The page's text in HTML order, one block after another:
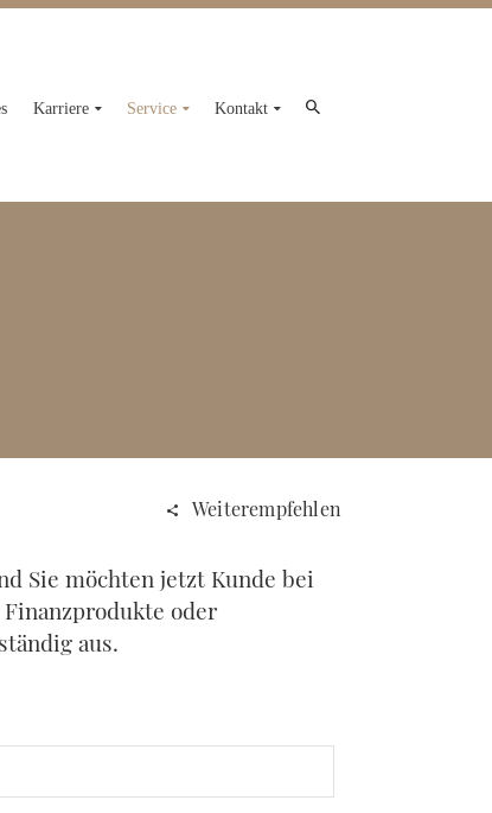
Karriere Service Kontakt
Weiterempfehlen
Sie möchten jetzt Kunde bei
oder
aus.